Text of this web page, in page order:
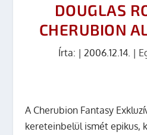
DOUGLAS
CHERUBION
Írta: | 2006.12.14. |
A Cherubion Fantasy
kereteinbelül ismét epikus,